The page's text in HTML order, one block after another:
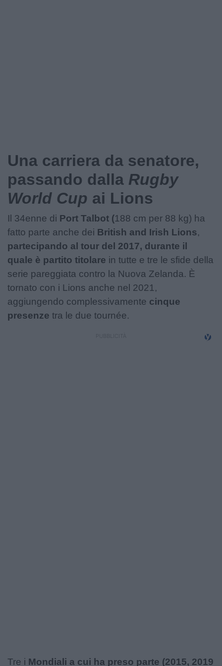
Una carriera da senatore,
passando dalla Rugby
World Cup ai Lions
Il 34enne di Port Talbot (188 cm per 88 kg) ha
fatto parte anche dei British and Irish Lions,
partecipando al tour del 2017, durante il
quale è partito titolare in tutte e tre le sfide della
serie pareggiata contro la Nuova Zelanda. È
tornato con i Lions anche nel 2021,
aggiungendo complessivamente cinque
presenze tra le due tournée.
Tre i Mondiali a cui ha preso parte (2015, 2019